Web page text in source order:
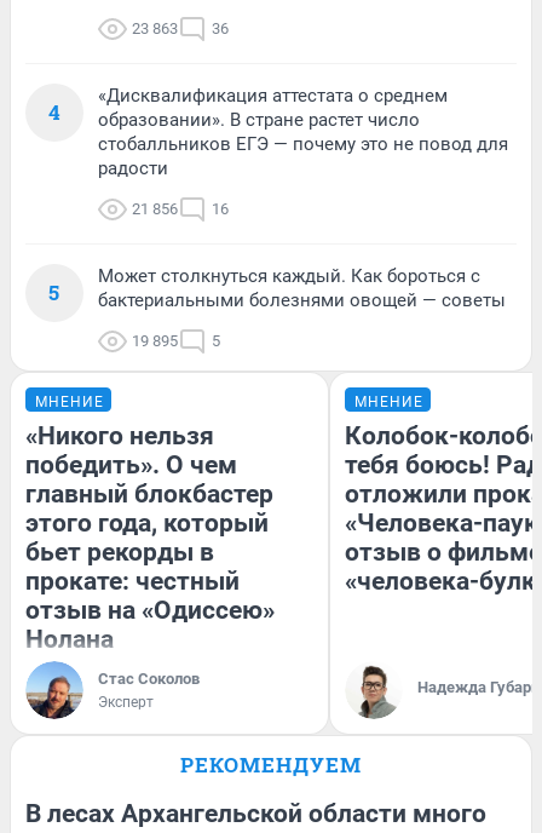
23 863 36
4
«Дисквалификация аттестата о среднем
образовании». В стране растет число
стобалльников ЕГЭ — почему это не повод для
радости
21 856 16
5
Может столкнуться каждый. Как бороться с
бактериальными болезнями овощей — советы
19 895 5
МНЕНИЕ
«Никого нельзя
победить». О чем
главный блокбастер
этого года, который
бьет рекорды в
прокате: честный
отзыв на «Одиссею»
Нолана
Стас Соколов
Эксперт
МНЕНИЕ
Колобок-
тебя боюсь!
отложили
«Человека-
отзыв о
«человека-
Надежда Губарь
РЕКОМЕНДУЕМ
В лесах Архангельской области много